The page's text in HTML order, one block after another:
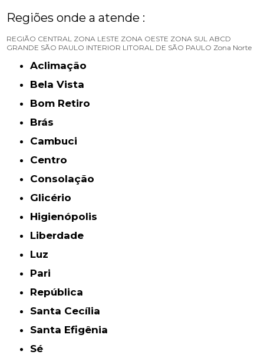
Regiões onde a atende :
REGIÃO CENTRAL ZONA LESTE ZONA OESTE ZONA SUL ABCD
GRANDE SÃO PAULO INTERIOR LITORAL DE SÃO PAULO Zona Norte
Aclimação
Bela Vista
Bom Retiro
Brás
Cambuci
Centro
Consolação
Glicério
Higienópolis
Liberdade
Luz
Pari
República
Santa Cecília
Santa Efigênia
Sé